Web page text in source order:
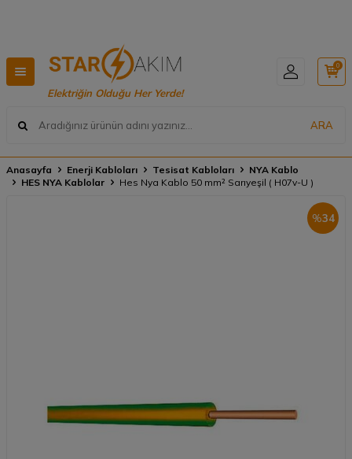
Elektriğin Olduğu Her Yerde!
ARA
0
Anasayfa Enerji Kabloları Tesisat Kabloları
NYA Kablo
HES NYA Kablolar
Hes Nya Kablo 50 mm² Sarıyeşil ( H07v-U )
%34